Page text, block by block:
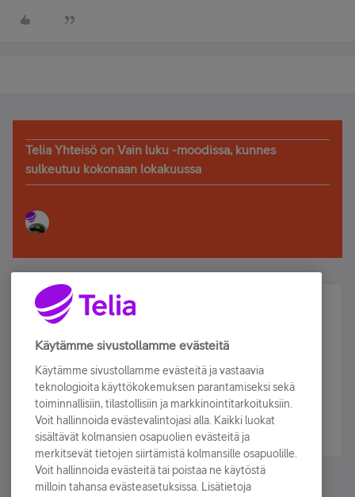
Telia Yhteisö on Vain luku -moodissa, kunnes
sulkeutuu kokonaan lokakuussa
Älä jää paitsi – osallistu ja voita!
Tilaa Telian uutiskirje ja olet mukana arvonnassa.
sähköpostiisi.
Tilaa nyt
Käytämme sivustollamme evästeitä
Käytämme sivustollamme evästeitä ja vastaavia
teknologioita käyttökokemuksen parantamiseksi sekä
toiminnallisiin, tilastollisiin ja markkinointitarkoituksiin.
Voit hallinnoida evästevalintojasi alla. Kaikki luokat
sisältävät kolmansien osapuolien evästeitä ja
merkitsevät tietojen siirtämistä kolmansille osapuolille.
Voit hallinnoida evästeitä tai poistaa ne käytöstä
milloin tahansa evästeasetuksissa. Lisätietoja